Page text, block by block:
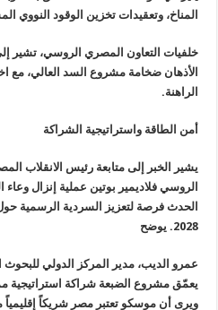
المناخ، وتعقيدات تخزين الوقود النووي
خلفيات التعاون المصري الروسي، تشير
الأذهان ضخامة مشروع السد العالي، مع
الراهنة.
أمن الطاقة واستراتيجية الشراكة
يشير الخبر إلى متابعة رئيس الانقلاب
الروسي فلاديمير بوتين عملية إنزال وعاء
الحدث فرصة لتعزيز السردية الرسمية
2028. يوضح
عمرو الديب، مدير المركز الدولي للبحوث
يعمّق مشروع الضبعة شراكة استراتيجية
ويرى أن موسكو تعتبر مصر شريكاً إقليمياً